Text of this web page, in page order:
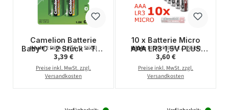
Camelion Batterie
Baby C - 2 Stück - Typ:
LR14 - 1,5V - Super
Heavy Duty - Long Life
Inhalt:2 Stück(1,70 € / 1 Stück)
Regulärer Preis:
3,39 €
Preise inkl. MwSt. zzgl.
Versandkosten
10 x Batterie Micro
AAA LR3 1,5V PLUS
Alkaline - Leistung auf
Dauer - CAMELION
Inhalt:10 Stück(0,36 € / 1 Stück)
Regulärer Preis:
3,60 €
Preise inkl. MwSt. zzgl.
Versandkosten